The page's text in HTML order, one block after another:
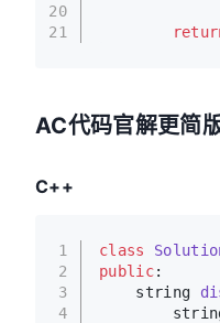
20
21
AC代码官解更简
C++
1
2
3
4
class
public:
string